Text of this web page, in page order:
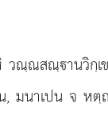
ณฺณสณฺานวิกฺเ
มนาเปน จ ห